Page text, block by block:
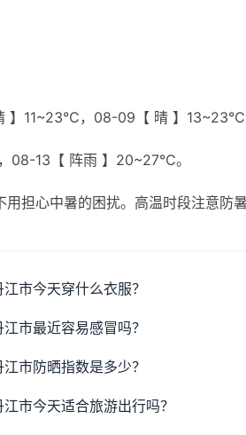
11~23℃，08-09【 晴 】13~23℃
13【 阵雨 】20~27℃。
担心中暑的困扰。高温时段注意防暑
市今天穿什么衣服？
市最近容易感冒吗？
市防晒指数是多少？
江市今天适合旅游出行吗？